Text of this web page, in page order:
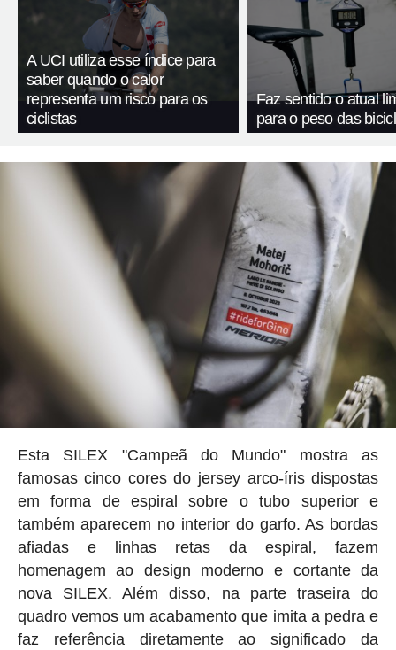
A UCI utiliza esse índice para
saber quando o calor
representa um risco para os
ciclistas
Faz sentido o atual
para o peso das
Esta SILEX "Campeã do Mundo" mostra as
famosas cinco cores do jersey arco-íris dispostas
em forma de espiral sobre o tubo superior e
também aparecem no interior do garfo. As bordas
afiadas e linhas retas da espiral, fazem
homenagem ao design moderno e cortante da
nova SILEX. Além disso, na parte traseira do
quadro vemos um acabamento que imita a pedra e
faz referência diretamente ao significado da